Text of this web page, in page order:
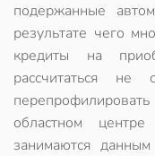
подержанные
результате чего
кредиты на
рассчитаться
областном
занимаются